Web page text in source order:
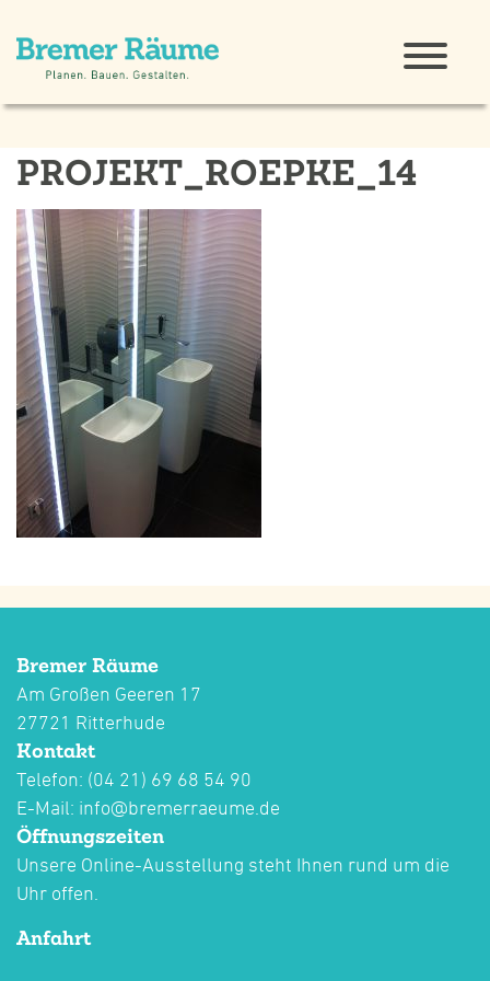
PROJEKT_ROEPKE_14
Bremer Räume
Am Großen Geeren 17
27721 Ritterhude
Kontakt
Telefon: (04 21) 69 68 54 90
E-Mail: info@bremerraeume.de
Öffnungszeiten
Unsere Online-Ausstellung steht Ihnen rund um die
Uhr offen.
Anfahrt